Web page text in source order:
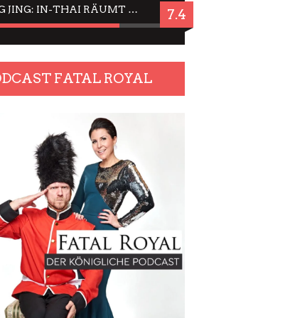
JING JING: IN-THAI RÄUMT WIEDER TITEL AB – EIN ZWEI-STUNDEN-ERLEBNISBERICHT 7.4
FATAL ROYAL